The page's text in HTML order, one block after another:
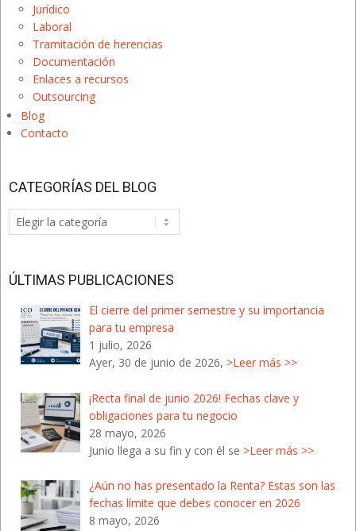
Jurídico
Laboral
Tramitación de herencias
Documentación
Enlaces a recursos
Outsourcing
Blog
Contacto
CATEGORÍAS DEL BLOG
Categorías
del
ÚLTIMAS PUBLICACIONES
El cierre del primer semestre y su importancia
para tu empresa
1 julio, 2026
Ayer, 30 de junio de 2026, >Leer más >>
¡Recta final de junio 2026! Fechas clave y
obligaciones para tu negocio
28 mayo, 2026
Junio llega a su fin y con él se >Leer más >>
¿Aún no has presentado la Renta? Estas son las
fechas límite que debes conocer en 2026
8 mayo, 2026